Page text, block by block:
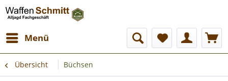
Menü
Übersicht Büchsen